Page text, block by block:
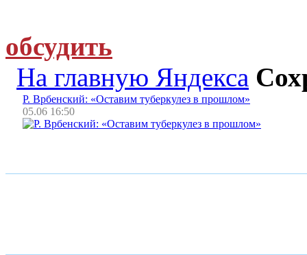
обсудить
На главную Яндекса
Р. Врбенский: «Оставим туберкулез в прошлом»
05.06 16:50